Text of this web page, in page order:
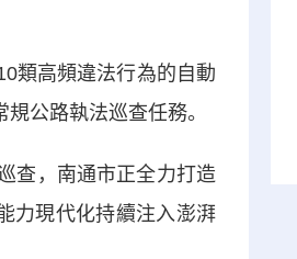
類高頻違法行為的自動
公路執法巡查任務。
查，南通市正全力打造
力現代化持續注入澎湃